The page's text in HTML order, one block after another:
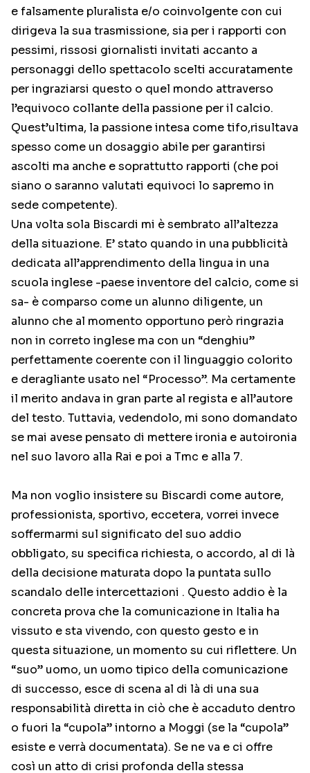
e falsamente pluralista e/o coinvolgente con cui
dirigeva la sua trasmissione, sia per i rapporti con
pessimi, rissosi giornalisti invitati accanto a
personaggi dello spettacolo scelti accuratamente
per ingraziarsi questo o quel mondo attraverso
l’equivoco collante della passione per il calcio.
Quest’ultima, la passione intesa come tifo,risultava
spesso come un dosaggio abile per garantirsi
ascolti ma anche e soprattutto rapporti (che poi
siano o saranno valutati equivoci lo sapremo in
sede competente).
Una volta sola Biscardi mi è sembrato all’altezza
della situazione. E’ stato quando in una pubblicità
dedicata all’apprendimento della lingua in una
scuola inglese -paese inventore del calcio, come si
sa- è comparso come un alunno diligente, un
alunno che al momento opportuno però ringrazia
non in correto inglese ma con un “denghiu”
perfettamente coerente con il linguaggio colorito
e deragliante usato nel “Processo”. Ma certamente
il merito andava in gran parte al regista e all’autore
del testo. Tuttavia, vedendolo, mi sono domandato
se mai avese pensato di mettere ironia e autoironia
nel suo lavoro alla Rai e poi a Tmc e alla 7.
Ma non voglio insistere su Biscardi come autore,
professionista, sportivo, eccetera, vorrei invece
soffermarmi sul significato del suo addio
obbligato, su specifica richiesta, o accordo, al di là
della decisione maturata dopo la puntata sullo
scandalo delle intercettazioni . Questo addio è la
concreta prova che la comunicazione in Italia ha
vissuto e sta vivendo, con questo gesto e in
questa situazione, un momento su cui riflettere. Un
“suo” uomo, un uomo tipico della comunicazione
di successo, esce di scena al di là di una sua
responsabilità diretta in ciò che è accaduto dentro
o fuori la “cupola” intorno a Moggi (se la “cupola”
esiste e verrà documentata). Se ne va e ci offre
così un atto di crisi profonda della stessa